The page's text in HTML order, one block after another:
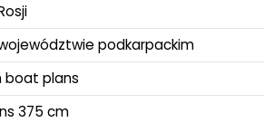
podkarpackim
boat plans
375 cm